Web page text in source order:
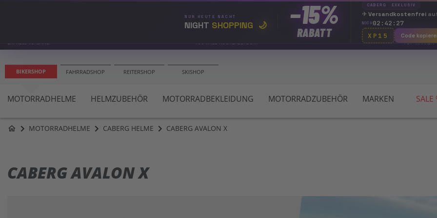
NUR HEUTE NACHT
NIGHT SHOPPING 🌙 −15%
RABATT
CABERG · EXKLUSIV
✈Versandkostenfrei
NOCH 02:42:26
XP15
Code
EXPRESS VERSAND 100 TAGE RÜCKGABERECHT TOP MARKEN
BIKERSHOP FAHRRADSHOP REITERSHOP SKISHOP
MOTORRADHELME HELMZUBEHÖR MOTORRADBEKLEIDUNG MOTORRADZUBEHÖR MARKEN SALE
home MOTORRADHELME CABERG HELME CABERG AVALON X
CABERG AVALON X